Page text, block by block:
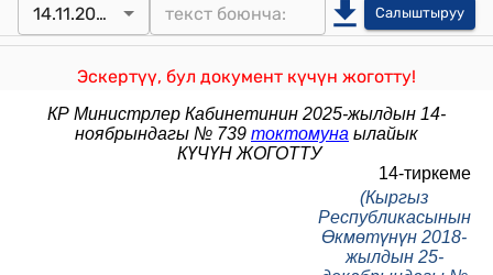
14.11.2025 Салыштыруу
Эскертүү, бул документ күчүн жоготту!